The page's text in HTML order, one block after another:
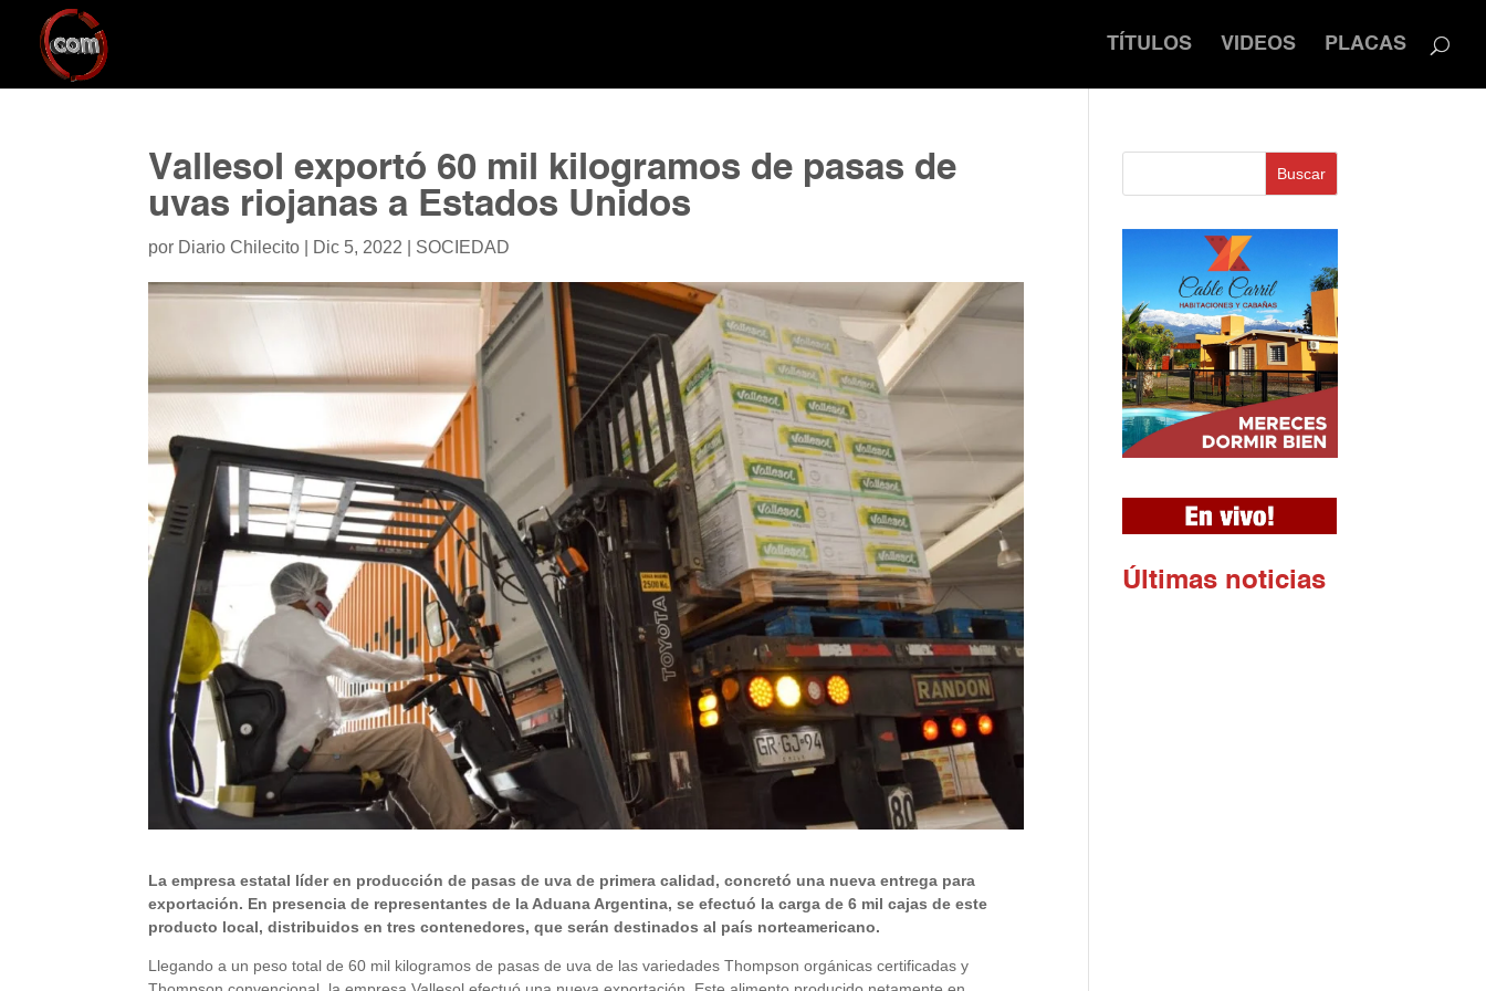
TÍTULOS VIDEOS PLACAS
Vallesol exportó 60 mil kilogramos de pasas de
uvas riojanas a Estados Unidos
por Diario Chilecito Dic 5, 2022 SOCIEDAD
La empresa estatal líder en producción de pasas de uva de primera calidad, concretó una nueva entrega para
exportación. En presencia de representantes de la Aduana Argentina, se efectuó la carga de 6 mil cajas de este
producto local, distribuidos en tres contenedores, que serán destinados al país norteamericano.
Llegando a un peso total de 60 mil kilogramos de pasas de uva de las variedades Thompson orgánicas certificadas y
Buscar
Últimas noticias